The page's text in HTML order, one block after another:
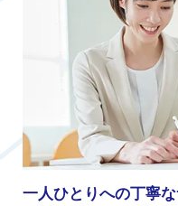
一人ひとりへの丁寧